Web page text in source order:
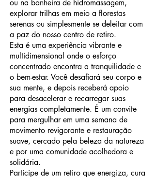
ou na banheira de hidromassagem,
explorar trilhas em meio a florestas
serenas ou simplesmente se deleitar com
a paz do nosso centro de retiro.
Esta é uma experiência vibrante e
multidimensional onde o esforço
concentrado encontra a tranquilidade e
o bem-estar. Você desafiará seu corpo e
sua mente, e depois receberá apoio
para desacelerar e recarregar suas
energias completamente. É um convite
para mergulhar em uma semana de
movimento revigorante e restauração
suave, cercado pela beleza da natureza
e por uma comunidade acolhedora e
solidária.
Participe de um retiro que energiza, cura